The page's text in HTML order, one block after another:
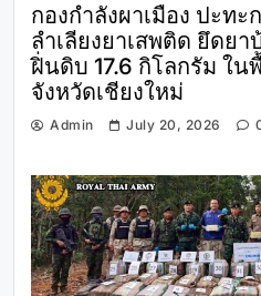
กองกำลังผาเมือง ปะท
ลำเลียงยาเสพติด ยึดยา
ฝิ่นดิบ 17.6 กิโลกรัม ใน
จังหวัดเชียงใหม่
Admin July 20, 2026